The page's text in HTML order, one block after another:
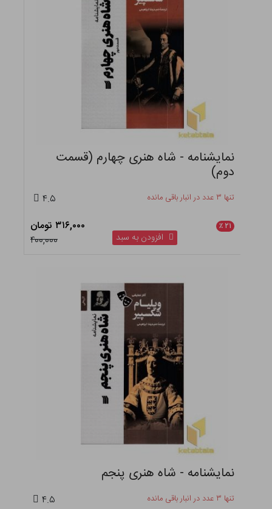
نمایشنامه - شاه هنری چهارم (قسمت
دوم)
تنها ۳ عدد در انبار باقی مانده ۴.۵
۲۱ ٪
۳۱۶,۰۰۰ تومان
۴۰۰,۰۰۰
افزودن به سبد
نمایشنامه - شاه هنری پنجم
تنها ۳ عدد در انبار باقی مانده ۴.۵